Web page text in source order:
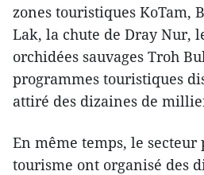
zones touristiques KoTam,
Lak, la chute de Dray Nur,
orchidées sauvages Troh
programmes touristiques
attiré des dizaines de
En même temps, le
tourisme ont organisé des